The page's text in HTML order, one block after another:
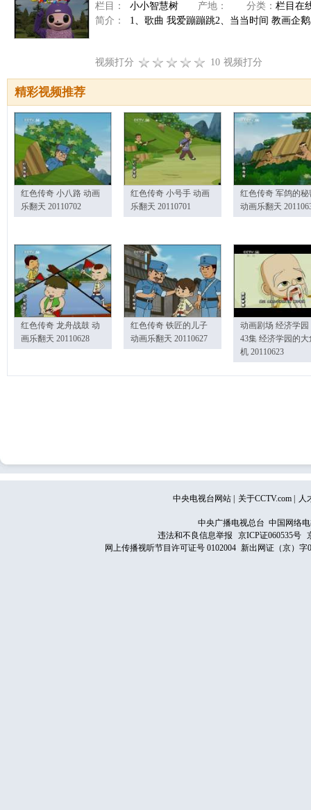
栏目：
小小智慧树 产地： 分类： 栏目在
简介：
1、歌曲 我爱蹦蹦跳2、当当时间 教画企
视频打分 10 视频打分
精彩视频推荐
红色传奇 小八路 动画
乐翻天 20110702
红色传奇 小号手 动画
乐翻天 20110701
红色传奇 军鸽的秘
动画乐翻天
红色传奇 龙舟战鼓 动
画乐翻天 20110628
红色传奇 铁匠的儿子
动画乐翻天 20110627
动画剧场 经济学园
43集 经济学园的大
机 20110623
中央电视台网站 关于CCTV.com 人
中央广播电视总台 中国网络
违法和不良信息举报
京ICP证060535号
网上传播视听节目许可证号 0102004 新出网证（京）